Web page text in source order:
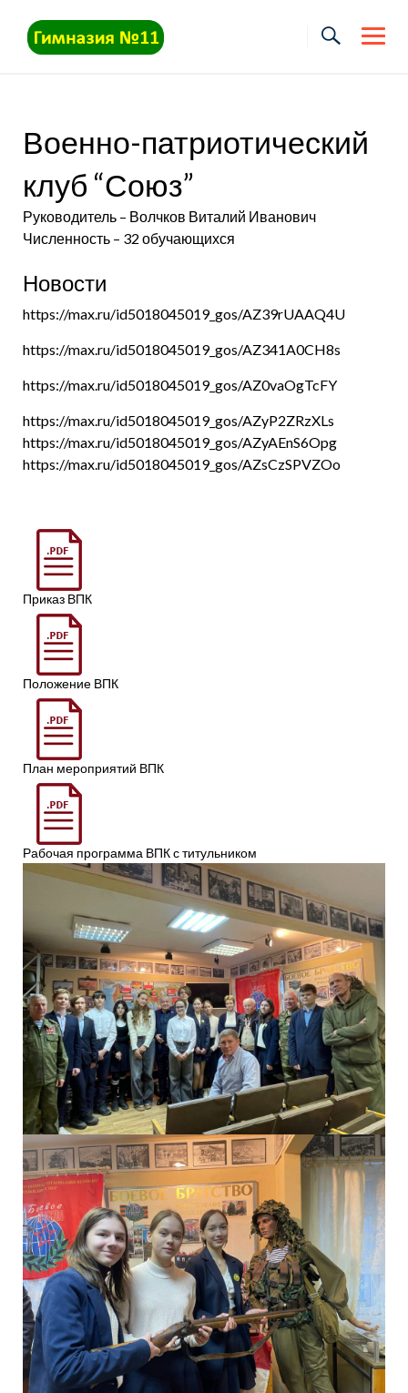
content
Военно-патриотический
клуб “Союз”
Руководитель – Волчков Виталий Иванович
Численность – 32 обучающихся
Новости
https://max.ru/id5018045019_gos/AZ39rUAAQ4U
https://max.ru/id5018045019_gos/AZ341A0CH8s
https://max.ru/id5018045019_gos/AZ0vaOgTcFY
https://max.ru/id5018045019_gos/AZyP2ZRzXLs
https://max.ru/id5018045019_gos/AZyAEnS6Opg
https://max.ru/id5018045019_gos/AZsCzSPVZOo
Приказ ВПК
Положение ВПК
План мероприятий ВПК
Рабочая программа ВПК с титульником